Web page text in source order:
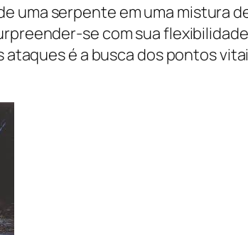
uma serpente em uma mistura
se com sua
é a busca dos pontos